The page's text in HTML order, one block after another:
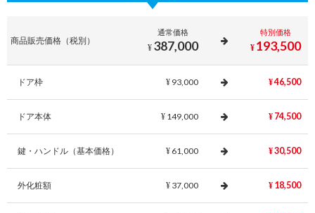
商品販売価格（税別）
通常価格
¥ 387,000
特別価格
¥ 193,500
ドア枠 ¥ 93,000 ¥46,500
ドア本体 ¥ 149,000 ¥ 74,500
鍵・ハンドル（基本価格） ¥ 61,000 ¥30,500
外化粧額 ¥ 37,000 ¥ 18,500